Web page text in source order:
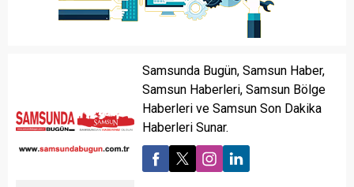
Samsunda Bugün, Samsun Haber,
Samsun Haberleri, Samsun Bölge
Haberleri ve Samsun Son Dakika
Haberleri Sunar.